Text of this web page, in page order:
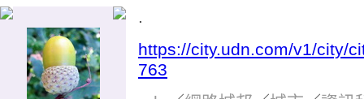
.
https://city.udn.com/v1/city/
763